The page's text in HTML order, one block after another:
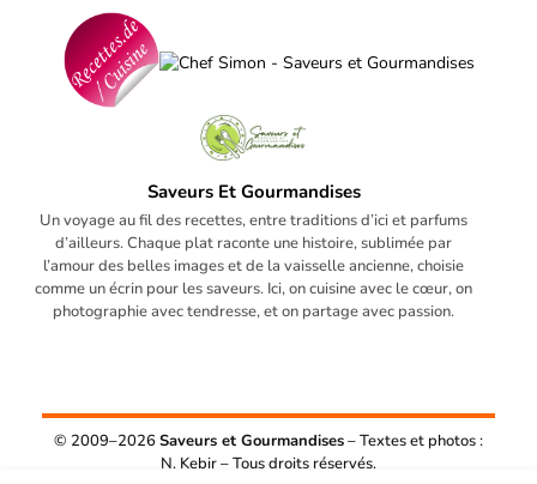
Saveurs Et Gourmandises
Un voyage au fil des recettes, entre traditions d’ici et parfums
d’ailleurs. Chaque plat raconte une histoire, sublimée par
l’amour des belles images et de la vaisselle ancienne, choisie
comme un écrin pour les saveurs. Ici, on cuisine avec le cœur, on
photographie avec tendresse, et on partage avec passion.
© 2009–2026Saveurs et Gourmandises– Textes et photos :
N. Kebir – Tous droits réservés.